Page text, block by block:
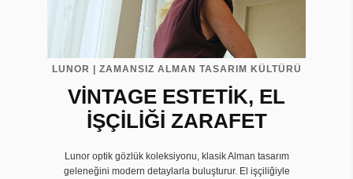
LUNOR | ZAMANSIZ ALMAN TASARIM KÜLTÜRÜ
VİNTAGE ESTETİK, EL
İŞÇİLİĞİ ZARAFET
Lunor optik gözlük koleksiyonu, klasik Alman tasarım
geleneğini modern detaylarla buluşturur. El işçiliğiyle